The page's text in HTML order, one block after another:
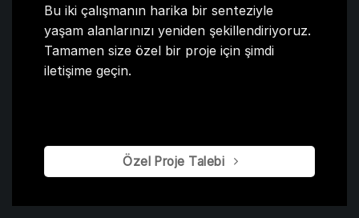
Bu iki çalışmanın harika bir senteziyle
yaşam alanlarınızı yeniden şekillendiriyoruz.
Tamamen size özel bir proje için şimdi
iletişime geçin.
Özel Proje Talebi